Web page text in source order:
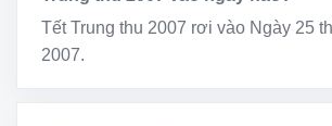
Tết Trung thu 2007 rơi vào Ngày 25
2007.